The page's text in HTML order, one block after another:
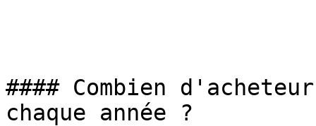
#### Combien
chaque année ?